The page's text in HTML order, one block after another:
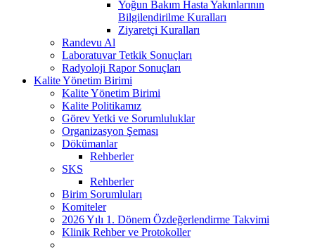
Yoğun Bakım Hasta Yakınlarının
Bilgilendirilme Kuralları
Ziyaretçi Kuralları
Randevu Al
Laboratuvar Tetkik Sonuçları
Radyoloji Rapor Sonuçları
Kalite Yönetim Birimi
Kalite Yönetim Birimi
Kalite Politikamız
Görev Yetki ve Sorumluluklar
Organizasyon Şeması
Dökümanlar
Rehberler
SKS
Rehberler
Birim Sorumluları
Komiteler
2026 Yılı 1. Dönem Özdeğerlendirme Takvimi
Klinik Rehber ve Protokoller